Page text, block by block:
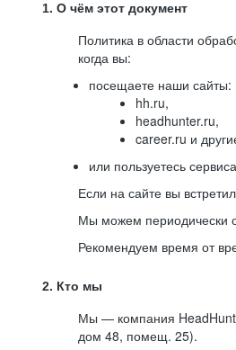
1. О чём этот документ
Политика в области
когда вы:
посещаете наши сайты:
hh.ru,
headhunter.ru,
career.ru и
или пользуетесь
Если на сайте вы
Мы можем периодически
Рекомендуем время от
2. Кто мы
Мы — компания
дом 48, помещ. 25).